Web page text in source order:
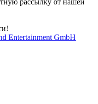
рассылку от нашей